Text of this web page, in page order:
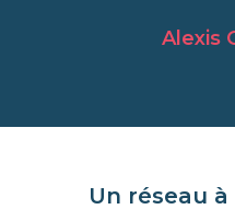
Alexis
Un réseau